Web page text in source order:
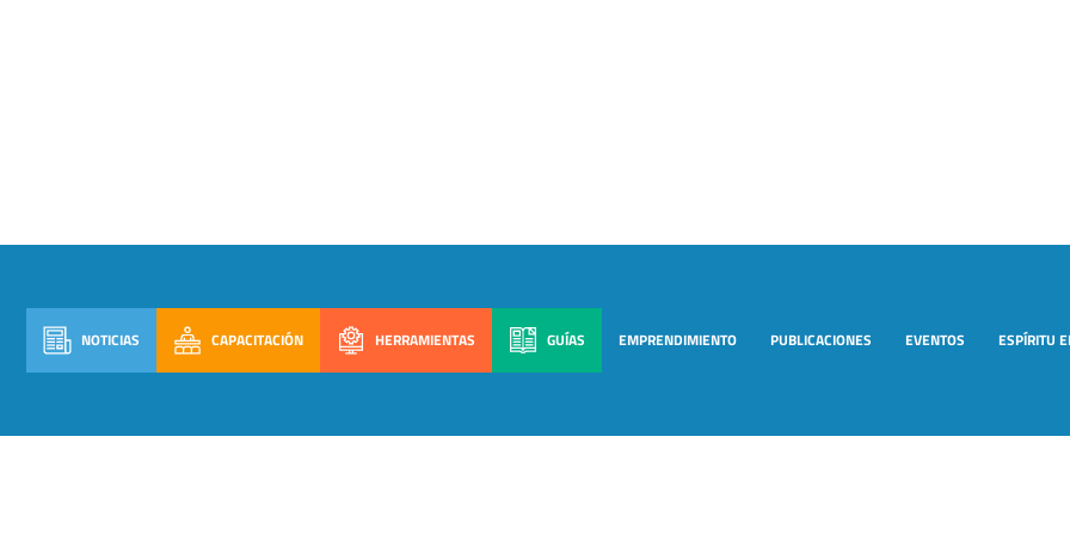
NOTICIAS CAPACITACIÓN HERRAMIENTAS GUÍAS EMPRENDIMIENTO PUBLICACIONES EVENTOS ESPÍRITU